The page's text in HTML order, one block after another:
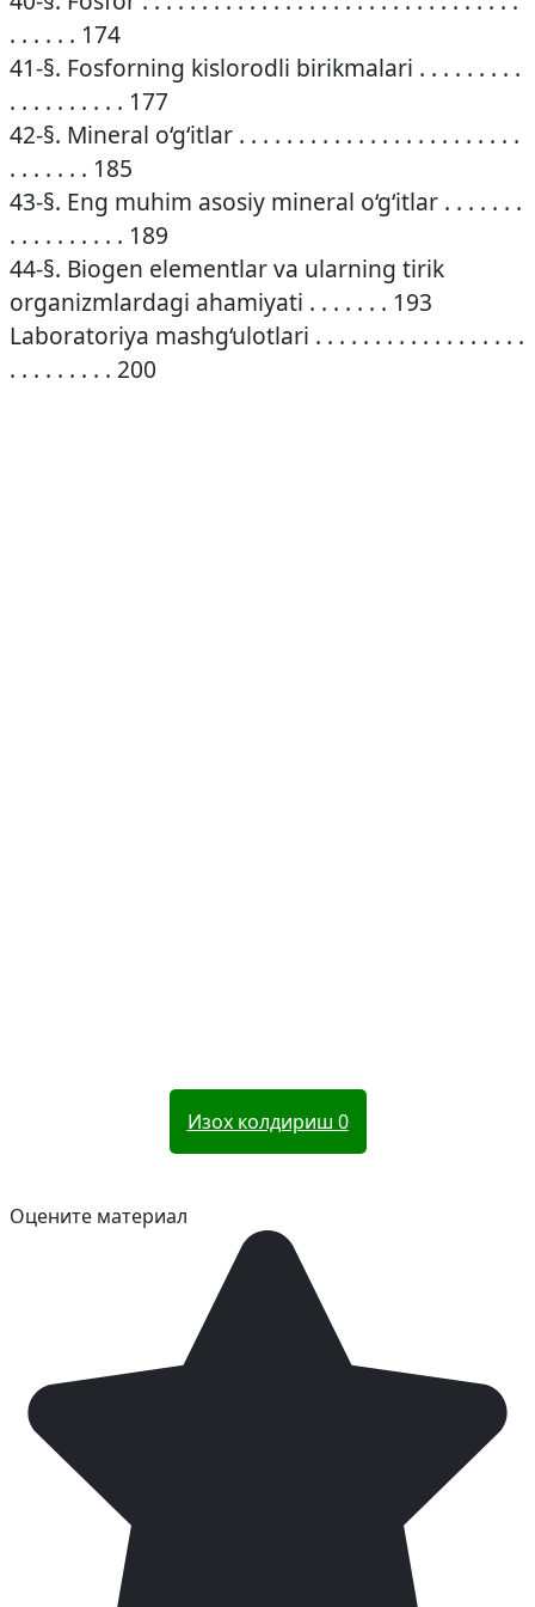
. . . . . . 174
41-§. Fosforning kislorodli birikmalari . . . . . . . . .
. . . . . . . . . . 177
42-§. Mineral o‘g‘itlar . . . . . . . . . . . . . . . . . . . . . . . .
. . . . . . . 185
43-§. Eng muhim asosiy mineral o‘g‘itlar . . . . . . .
. . . . . . . . . . 189
44-§. Biogen elementlar va ularning tirik
organizmlardagi ahamiyati . . . . . . . 193
Laboratoriya mashg‘ulotlari . . . . . . . . . . . . . . . . . .
. . . . . . . . . 200
Изох колдириш 0
Оцените материал